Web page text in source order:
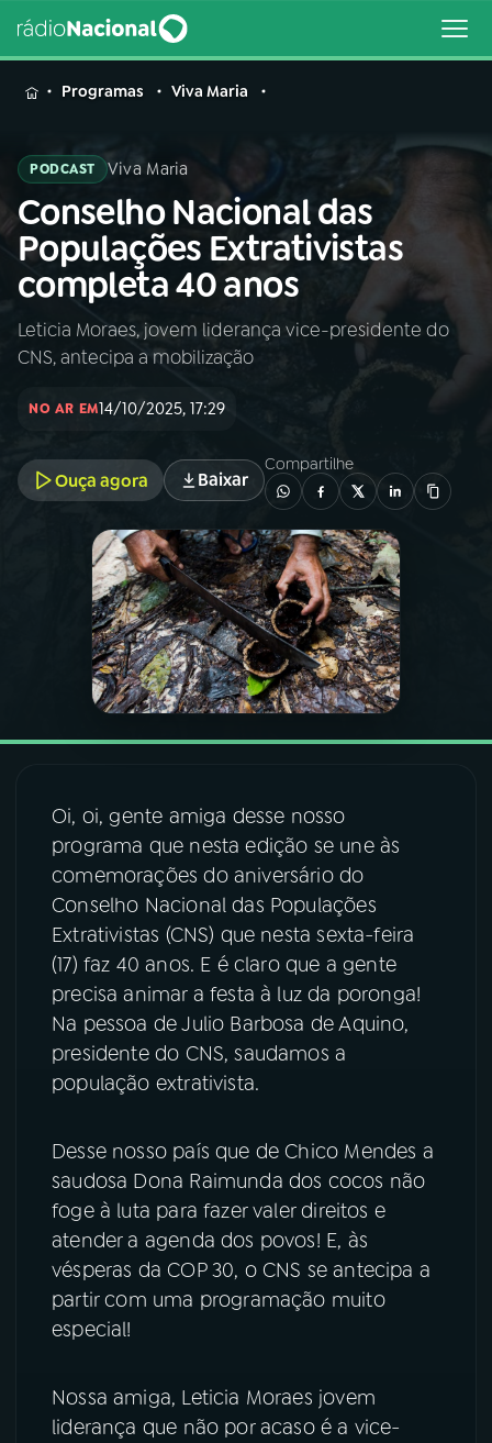
MENU
Buscar
na
Rádio
Nacional
Buscar
AO VIVO
INÍCIO
A RÁDIO
PROGRAMAÇÃO
PROGRAMAS
PODCASTS
08FESTIVAL DE MÚSICA
ACOMPANHE A RÁDIO NACIONAL
YouTube Facebook
Instagram
Programas Viva Maria
PODCAST Viva Maria
Conselho Nacional das
Populações Extrativistas
completa 40 anos
Leticia Moraes, jovem liderança vice-presidente do
CNS, antecipa a mobilização
NO AR EM14/10/2025, 17:29
Ouça agora Baixar
Compartilhe
Oi, oi, gente amiga desse nosso
programa que nesta edição se une às
comemorações do aniversário do
Conselho Nacional das Populações
Extrativistas (CNS) que nesta sexta-feira
(17) faz 40 anos. E é claro que a gente
precisa animar a festa à luz da poronga!
Na pessoa de Julio Barbosa de Aquino,
presidente do CNS, saudamos a
população extrativista.
Desse nosso país que de Chico Mendes a
saudosa Dona Raimunda dos cocos não
foge à luta para fazer valer direitos e
atender a agenda dos povos! E, às
vésperas da COP 30, o CNS se antecipa a
partir com uma programação muito
especial!
Nossa amiga, Leticia Moraes jovem
liderança que não por acaso é a vice-